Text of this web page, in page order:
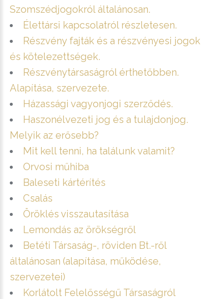
Szomszédjogokról általánosan.
Élettársi kapcsolatról részletesen.
Részvény fajták és a részvényesi jogok
és kötelezettségek.
Részvénytársaságról érthetőbben.
Alapítása, szervezete.
Házassági vagyonjogi szerződés.
Haszonélvezeti jog és a tulajdonjog.
Melyik az erősebb?
Mit kell tenni, ha találunk valamit?
Orvosi műhiba
Baleseti kártérítés
Csalás
Öröklés visszautasítása
Lemondás az örökségről
Betéti Társaság-, röviden Bt.-ről
általánosan (alapítása, működése,
szervezetei)
Korlátolt Felelősségű Társaságról